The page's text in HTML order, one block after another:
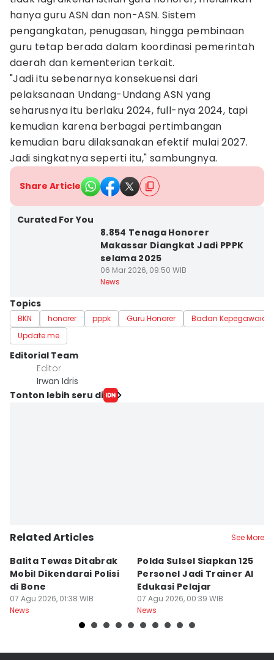
hanya guru ASN dan non-ASN. Sistem
pengangkatan, penugasan, hingga pembinaan
guru tetap berada dalam koordinasi pemerintah
daerah dan kementerian terkait.
"Jadi itu sebenarnya konsekuensi dari
pelaksanaan Undang-Undang ASN yang
seharusnya itu berlaku 2024, full-nya 2024, tapi
kemudian karena berbagai pertimbangan
kemudian baru dilaksanakan efektif mulai 2027.
Jadi singkatnya seperti itu," sambungnya.
Share Article
Curated For You
8.854 Tenaga Honorer
Makassar Diangkat Jadi PPPK
selama 2025
06 Mar 2026, 09:50 WIB
News
Topics
BKN honorer pppk Guru Honorer
Badan Kepegawaian
Update me
Editorial Team
Editor
Irwan Idris
Tonton lebih seru di
Related Articles See More
Balita Tewas Ditabrak
Mobil Dikendarai Polisi
di Bone
07 Agu 2026, 01:38 WIB
News
Polda Sulsel Siapkan 125
Personel Jadi Trainer AI
Edukasi Pelajar
07 Agu 2026, 00:39 WIB
News